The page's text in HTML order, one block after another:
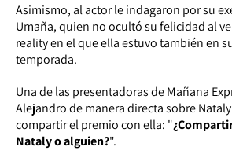
Asimismo, al actor le indagaron por su
Umaña, quien no ocultó su felicidad al
reality en el que ella estuvo también en
temporada.
Una de las presentadoras de Mañana
Alejandro de manera directa sobre
compartir el premio con ella: "
Nataly o alguien?".